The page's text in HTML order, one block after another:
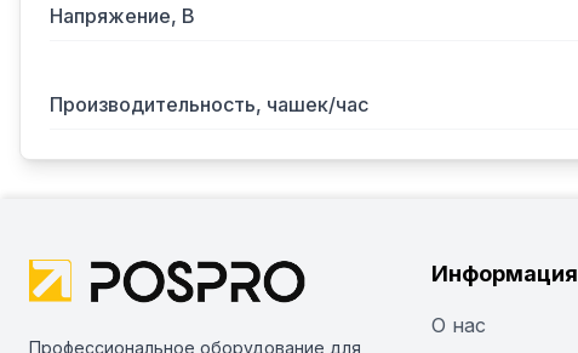
Напряжение, В
Производительность, чашек/час
Профессиональное оборудование для
Информация
О нас